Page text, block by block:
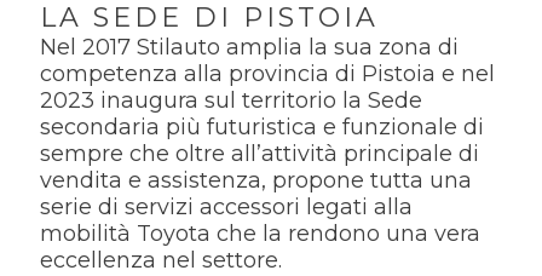
LA SEDE DI PISTOIA
Nel 2017 Stilauto amplia la sua zona di
competenza alla provincia di Pistoia e nel
2023 inaugura sul territorio la Sede
secondaria più futuristica e funzionale di
sempre che oltre all’attività principale di
vendita e assistenza, propone tutta una
serie di servizi accessori legati alla
mobilità Toyota che la rendono una vera
eccellenza nel settore.